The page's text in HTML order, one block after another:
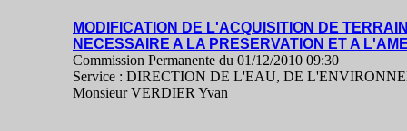
MODIFICATION DE L'ACQUISITION DE
NECESSAIRE A LA PRESERVATION ET A
Commission Permanente du 01/12/2010 09:30
Service : DIRECTION DE L'EAU, DE
Monsieur VERDIER Yvan